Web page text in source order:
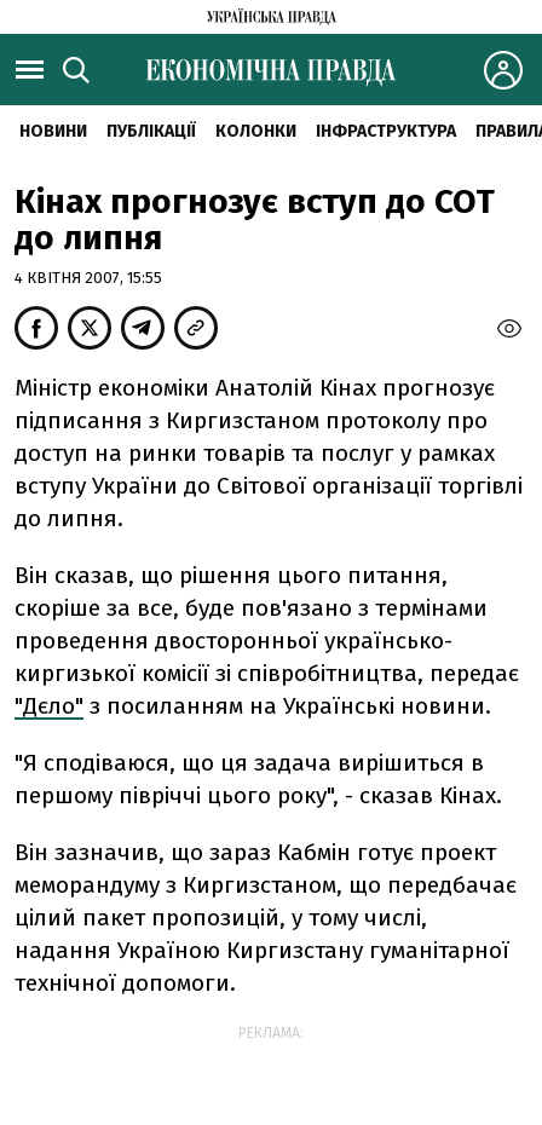
НОВИНИ ПУБЛІКАЦІЇ КОЛОНКИ ІНФРАСТРУКТУРА
Кінах прогнозує вступ до СОТ
до липня
4 КВІТНЯ 2007, 15:55
Міністр економіки Анатолій Кінах прогнозує
підписання з Киргизстаном протоколу про
доступ на ринки товарів та послуг у рамках
вступу України до Світової організації торгівлі
до липня.
Він сказав, що рішення цього питання,
скоріше за все, буде пов'язано з термінами
проведення двосторонньої українсько-
киргизької комісії зі співробітництва, передає
"Дєло" з посиланням на Українські новини.
"Я сподіваюся, що ця задача вирішиться в
першому півріччі цього року", - сказав Кінах.
Він зазначив, що зараз Кабмін готує проект
меморандуму з Киргизстаном, що передбачає
цілий пакет пропозицій, у тому числі,
надання Україною Киргизстану гуманітарної
технічної допомоги.
РЕКЛАМА: